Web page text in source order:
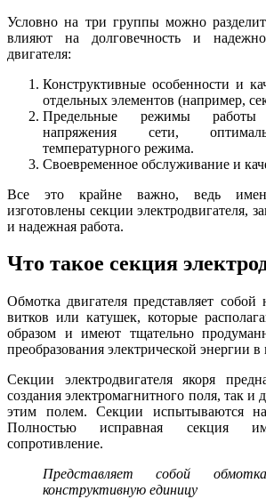
Условно на три группы можно
влияют на долговечность и
двигателя:
Конструктивные особенности и
отдельных элементов (например,
Предельные режимы
напряжения сети,
температурного режима.
Своевременное обслуживание и
Все это крайне важно, ведь
изготовлены секции электродвигателя,
и надежная работа.
Что такое секция
Обмотка двигателя представляет собой
витков или катушек, которые
образом и имеют тщательно
преобразования электрической энергии
Секции электродвигателя якоря
создания электромагнитного поля, так и
этим полем. Секции испытываются
Полностью исправная секция
сопротивление.
Представляет собой
конструктивную единицу